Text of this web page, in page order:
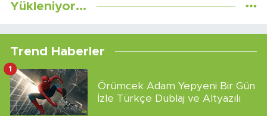
Yükleniyor...
Trend Haberler
Örümcek Adam Yepyeni Bir Gün
İzle Türkçe Dublaj ve Altyazılı
1